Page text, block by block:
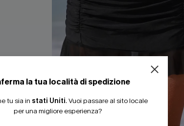
la tua località di spedizione
tu sia in stati Uniti. Vuoi passare al sito locale
per una migliore esperienza?
ISCRIVITI PER
15% DI SCONTO SENZA
20% DI SCONTO SU 2 O